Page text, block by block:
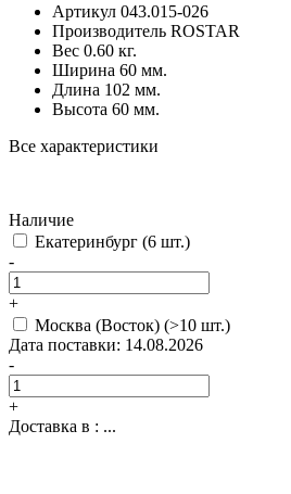
Артикул 043.015-026
Производитель ROSTAR
Вес 0.60 кг.
Ширина 60 мм.
Длина 102 мм.
Высота 60 мм.
Все характеристики
Наличие
Екатеринбург (6 шт.)
-
+
Москва (Восток) (>10 шт.)
Дата поставки: 14.08.2026
-
+
Доставка в : ...